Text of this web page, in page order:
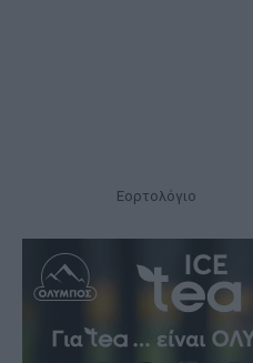
Εορτολόγιο